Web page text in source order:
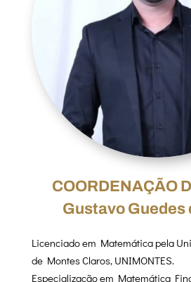
COORDENAÇÃO
Gustavo Guedes
Licenciado em Matemática pela
de Montes Claros, UNIMONTES.
Especialização em Matemática